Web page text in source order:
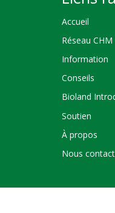
Accueil
Réseau CHM
Information
Conseils
Bioland
Soutien
À propos
Nous